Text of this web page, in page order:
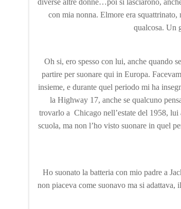
diverse altre donne…poi si lasciarono,
con mia nonna. Elmore era
qualcosa. Un
Oh si, ero spesso con lui, anche quando
partire per suonare qui in Europa.
insieme, e durante quel periodo mi ha
la Highway 17, anche se qualcuno
trovarlo a Chicago nell’estate del 1958, lui
scuola, ma non l’ho visto suonare in quel
Ho suonato la batteria con mio padre a
non piaceva come suonavo ma si adattava,